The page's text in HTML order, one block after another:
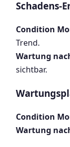
Schadens-
Condition
Trend.
Wartung
sichtbar.
Condition
Wartung